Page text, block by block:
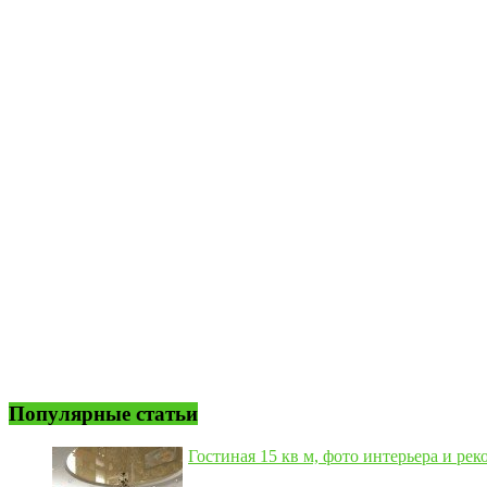
Популярные статьи
Гостиная 15 кв м, фото интерьера и